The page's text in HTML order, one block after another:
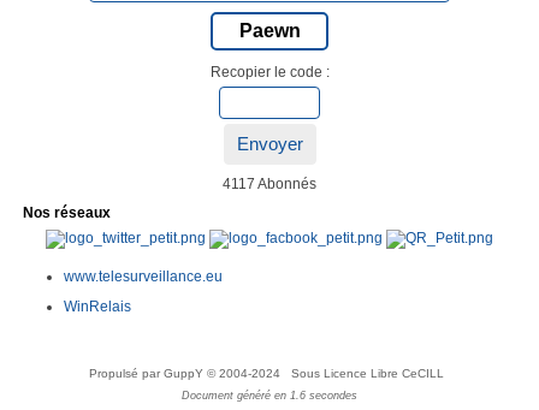
Paewn
Recopier le code :
Envoyer
4117 Abonnés
Nos réseaux
www.telesurveillance.eu
WinRelais
Propulsé par GuppY © 2004-2024 Sous Licence Libre CeCILL
Document généré en 1.6 secondes